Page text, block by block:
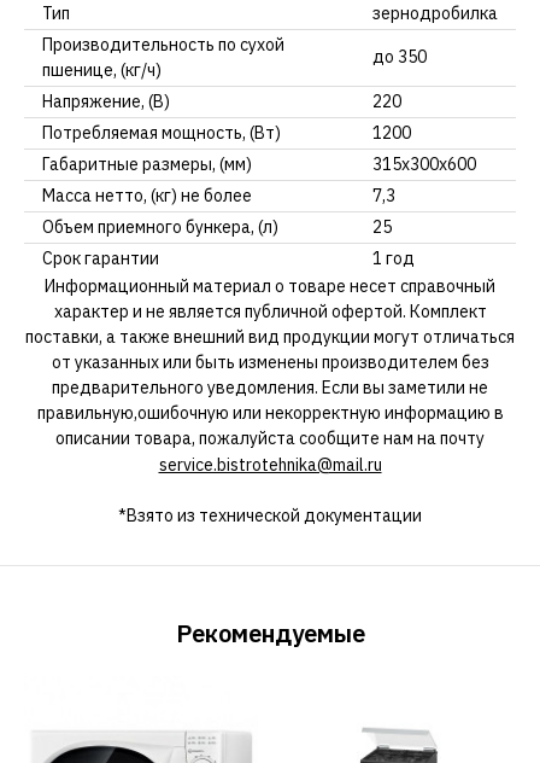
Тип
зернодробилка
Производительность по сухой
пшенице, (кг/ч)
до 350
Напряжение, (В)
220
Потребляемая мощность, (Вт)
1200
Габаритные размеры, (мм)
315x300x600
Масса нетто, (кг) не более
7,3
Объем приемного бункера, (л)
25
Срок гарантии
1 год
Информационный материал о товаре несет справочный
характер и не является публичной офертой. Комплект
поставки, а также внешний вид продукции могут отличаться
от указанных или быть изменены производителем без
предварительного уведомления. Если вы заметили не
правильную,ошибочную или некорректную информацию в
описании товара, пожалуйста сообщите нам на почту
service.bistrotehnika@mail.ru
*Взято из технической документации
Рекомендуемые